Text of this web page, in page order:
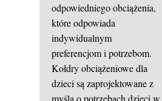
odpowiedniego obciążenia,
które odpowiada
indywidualnym
preferencjom i potrzebom.
Kołdry obciążeniowe dla
dzieci są zaprojektowane z
myślą o potrzebach dzieci w